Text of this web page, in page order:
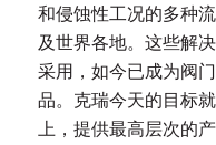
和侵蚀性工况的多种
及世界各地。这些解
采用，如今已成为阀
品。克瑞今天的目标
上，提供最高层次的